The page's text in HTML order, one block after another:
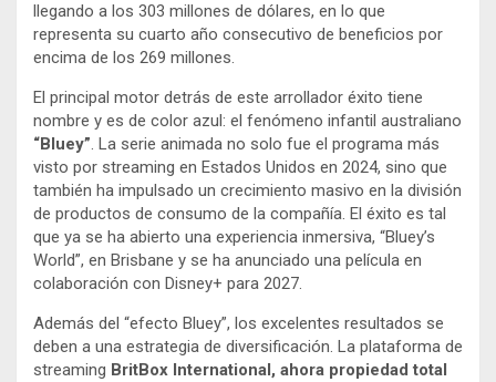
llegando a los 303 millones de dólares, en lo que
representa su cuarto año consecutivo de beneficios por
encima de los 269 millones.
El principal motor detrás de este arrollador éxito tiene
nombre y es de color azul: el fenómeno infantil australiano
“Bluey”. La serie animada no solo fue el programa más
visto por streaming en Estados Unidos en 2024, sino que
también ha impulsado un crecimiento masivo en la división
de productos de consumo de la compañía. El éxito es tal
que ya se ha abierto una experiencia inmersiva, “Bluey’s
World”, en Brisbane y se ha anunciado una película en
colaboración con Disney+ para 2027.
Además del “efecto Bluey”, los excelentes resultados se
deben a una estrategia de diversificación. La plataforma de
streaming BritBox International, ahora propiedad total